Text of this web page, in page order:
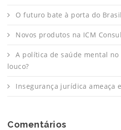
O futuro bate à porta do Brasil
Novos produtos na ICM
A política de saúde mental no
louco?
Insegurança jurídica ameaça
Comentários